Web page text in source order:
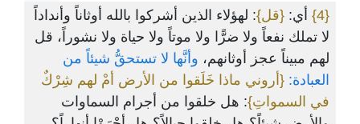
{4} أي: {قل}: لهؤلاء الذين أشركوا بالله أوثاناً وأنداداً
لا تملك نفعاً ولا ضرًّا ولا موتاً ولا حياة ولا نشوراً، قل
لهم مبيناً عجز أوثانهم، وأنَّها لا تستحقُّ شيئاً من
العبادة: {أروني ماذا خَلَقوا من الأرض أمْ لهم شِرْكٌ
في السمواتِ}: هل خلقوا من أجرام السماوات